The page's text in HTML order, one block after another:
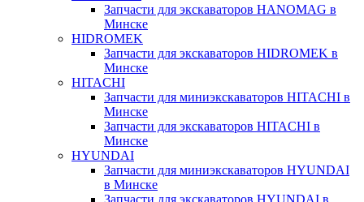
Запчасти для экскаваторов HANOMAG в
Минске
HIDROMEK
Запчасти для экскаваторов HIDROMEK в
Минске
HITACHI
Запчасти для миниэкскаваторов HITACHI в
Минске
Запчасти для экскаваторов HITACHI в
Минске
HYUNDAI
Запчасти для миниэкскаваторов HYUNDAI
в Минске
Запчасти для экскаваторов HYUNDAI в